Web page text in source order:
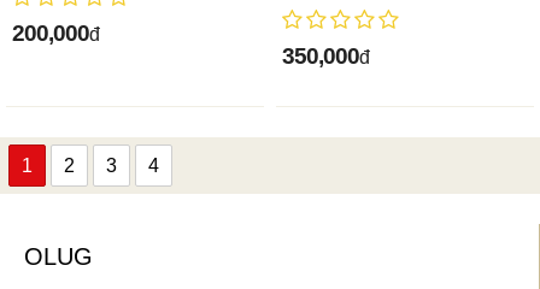
200,000đ
350,000đ
1 2 3 4
OLUG